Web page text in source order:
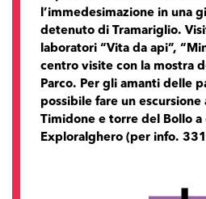
l’immedesimazione in una
detenuto di Tramariglio.
laboratori “Vita da api”,
centro visite con la mostra
Parco. Per gli amanti delle
possibile fare un escursione
Timidone e torre del Bollo a
Exploralghero (per info.